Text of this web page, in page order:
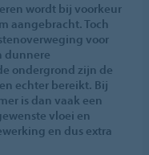
wordt bij voorkeur
aangebracht. Toch
voor
dunnere
ondergrond zijn de
echter bereikt. Bij
is dan vaak een
vloei en
en dus extra